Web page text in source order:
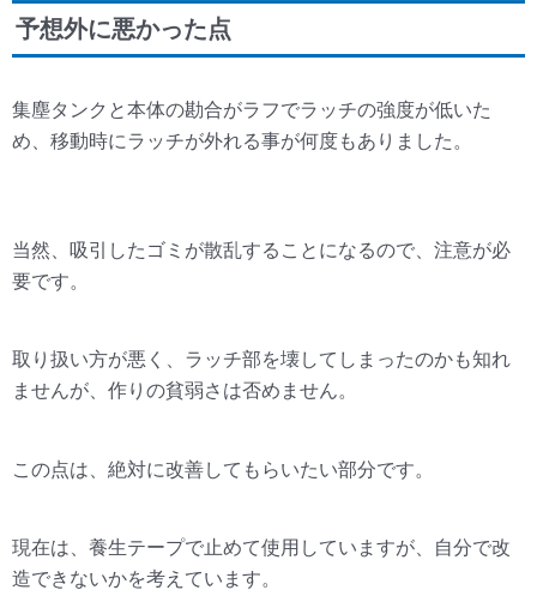
予想外に悪かった点
集塵タンクと本体の勘合がラフでラッチの強度が低いた
め、移動時にラッチが外れる事が何度もありました。
当然、吸引したゴミが散乱することになるので、注意が必
要です。
取り扱い方が悪く、ラッチ部を壊してしまったのかも知れ
ませんが、作りの貧弱さは否めません。
この点は、絶対に改善してもらいたい部分です。
現在は、養生テープで止めて使用していますが、自分で改
造できないかを考えています。